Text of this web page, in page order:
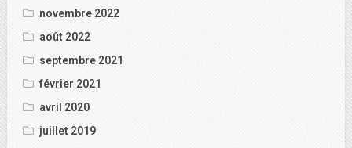
novembre 2022
août 2022
septembre 2021
février 2021
avril 2020
juillet 2019